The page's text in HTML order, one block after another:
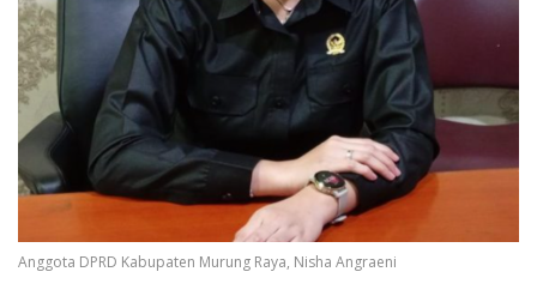
Anggota DPRD Kabupaten Murung Raya, Nisha Angraeni